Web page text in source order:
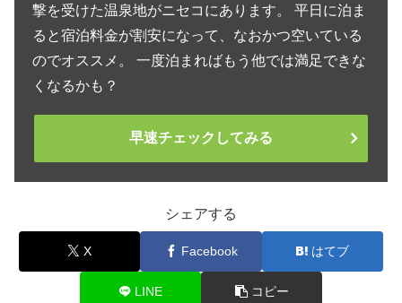
撃を受けた温泉地がニセコにあります。 平日に泊ま
ると宿泊料金が割安になって、なおかつ空いている
のでオススメ。 一度泊まればもう他では満足できな
くなるかも？
早速チェックしてみる
シェアする
X Facebook はてブ
LINE コピー